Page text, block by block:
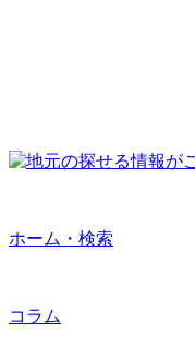
ホーム・検索
コラム